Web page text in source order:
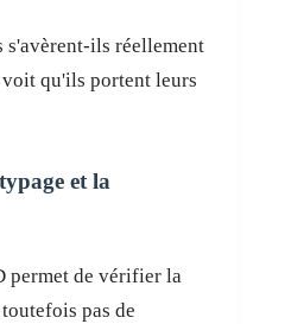
s'avèrent-ils réellement
qu'ils portent leurs
et la
permet de vérifier la
pas de